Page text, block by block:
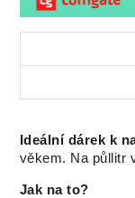
Ideální dárek k
věkem. Na půllitr
Jak na to?